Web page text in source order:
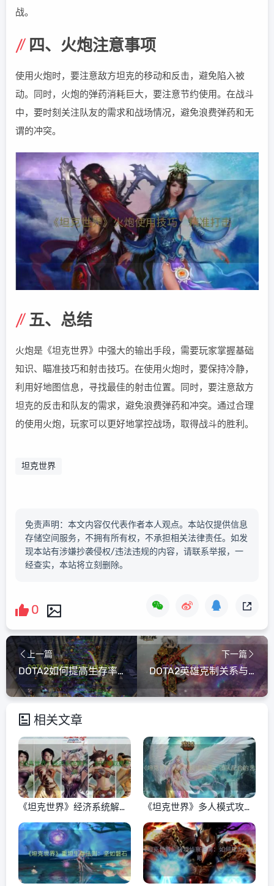
战。
四、火炮注意事项
使用火炮时，要注意敌方坦克的移动和反击，避免陷入被
动。同时，火炮的弹药消耗巨大，要注意节约使用。在战斗
中，要时刻关注队友的需求和战场情况，避免浪费弹药和无
谓的冲突。
五、总结
火炮是《坦克世界》中强大的输出手段，需要玩家掌握基础
知识、瞄准技巧和射击技巧。在使用火炮时，要保持冷静，
利用好地图信息，寻找最佳的射击位置。同时，要注意敌方
坦克的反击和队友的需求，避免浪费弹药和冲突。通过合理
的使用火炮，玩家可以更好地掌控战场，取得战斗的胜利。
坦克世界
免责声明：本文内容仅代表作者本人观点。本站仅提供信息
存储空间服务，不拥有所有权，不承担相关法律责任。如发
现本站有涉嫌抄袭侵权/违法违规的内容，请联系举报，一
经查实，本站将立刻删除。
0
上一篇
DOTA2如何提高生存率与击杀效率
下一篇
DOTA2英雄克制关系与反制策略
相关文章
《坦克世界》经济系统解
析：如何赚取更多银币
《坦克世界》多人模式攻
略：团队配合的艺术